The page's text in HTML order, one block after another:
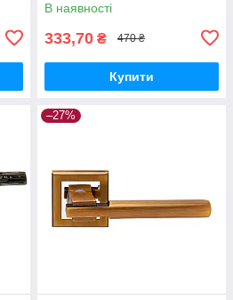
В наявності
333,70 ₴ 470 ₴
Купити
–27%